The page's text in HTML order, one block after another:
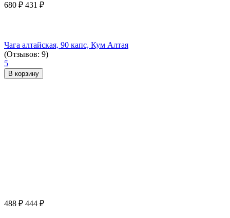
680 ₽ 431 ₽
Чага алтайская, 90 капс, Кум Алтая
(Отзывов: 9)
5
В корзину
488 ₽ 444 ₽